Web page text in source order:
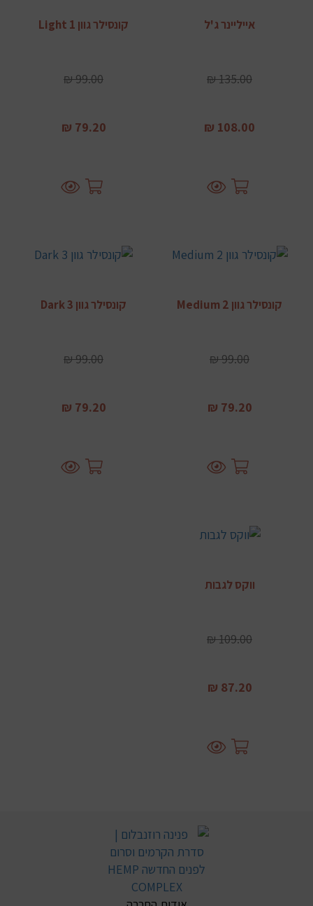
אייליינר ג'ל
135.00 ₪
108.00 ₪
קונסילר גוון Light 1
99.00 ₪
79.20 ₪
קונסילר גוון Medium 2
99.00 ₪
79.20 ₪
קונסילר גוון Dark 3
99.00 ₪
79.20 ₪
ווקס לגבות
109.00 ₪
87.20 ₪